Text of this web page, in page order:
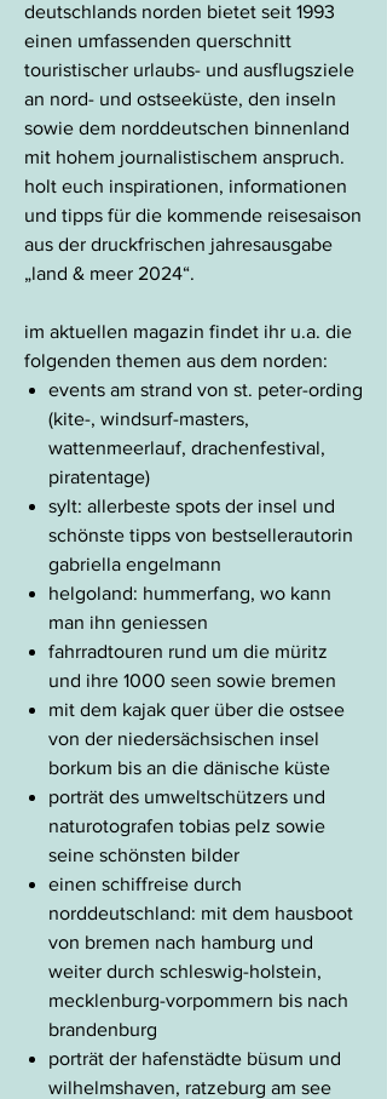
deutschlands norden bietet seit 1993
einen umfassenden querschnitt
touristischer urlaubs- und ausflugsziele
an nord- und ostseeküste, den inseln
sowie dem norddeutschen binnenland
mit hohem journalistischem anspruch.
holt euch inspirationen, informationen
und tipps für die kommende reisesaison
aus der druckfrischen jahresausgabe
„land & meer 2024“.
im aktuellen magazin findet ihr u.a. die
folgenden themen aus dem norden:
events am strand von st. peter-ording
(kite-, windsurf-masters,
wattenmeerlauf, drachenfestival,
piratentage)
sylt: allerbeste spots der insel und
schönste tipps von bestsellerautorin
gabriella engelmann
helgoland: hummerfang, wo kann
man ihn geniessen
fahrradtouren rund um die müritz
und ihre 1000 seen sowie bremen
mit dem kajak quer über die ostsee
von der niedersächsischen insel
borkum bis an die dänische küste
porträt des umweltschützers und
naturotografen tobias pelz sowie
seine schönsten bilder
einen schiffreise durch
norddeutschland: mit dem hausboot
von bremen nach hamburg und
weiter durch schleswig-holstein,
mecklenburg-vorpommern bis nach
brandenburg
porträt der hafenstädte büsum und
wilhelmshaven, ratzeburg am see